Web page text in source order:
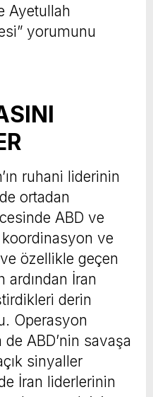
Ayetullah
yorumunu
ruhani liderinin
ortadan
ABD ve
koordinasyon ve
özellikle geçen
ardından İran
derin
Operasyon
ABD’nin savaşa
sinyaller
İran liderlerinin